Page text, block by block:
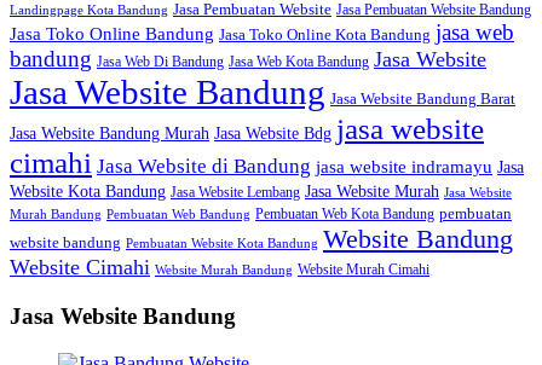
Landingpage Kota Bandung Jasa Pembuatan Website Jasa Pembuatan Website Bandung
Jasa Toko Online Bandung Jasa Toko Online Kota Bandung jasa web
bandung Jasa Web Di Bandung Jasa Web Kota Bandung Jasa Website
Jasa Website Bandung Jasa Website Bandung Barat
Jasa Website Bandung Murah Jasa Website Bdg jasa website
cimahi Jasa Website di Bandung jasa website indramayu Jasa
Website Kota Bandung Jasa Website Lembang Jasa Website Murah Jasa Website
Murah Bandung Pembuatan Web Bandung Pembuatan Web Kota Bandung pembuatan
website bandung Pembuatan Website Kota Bandung Website Bandung
Website Cimahi Website Murah Bandung Website Murah Cimahi
Jasa Website Bandung